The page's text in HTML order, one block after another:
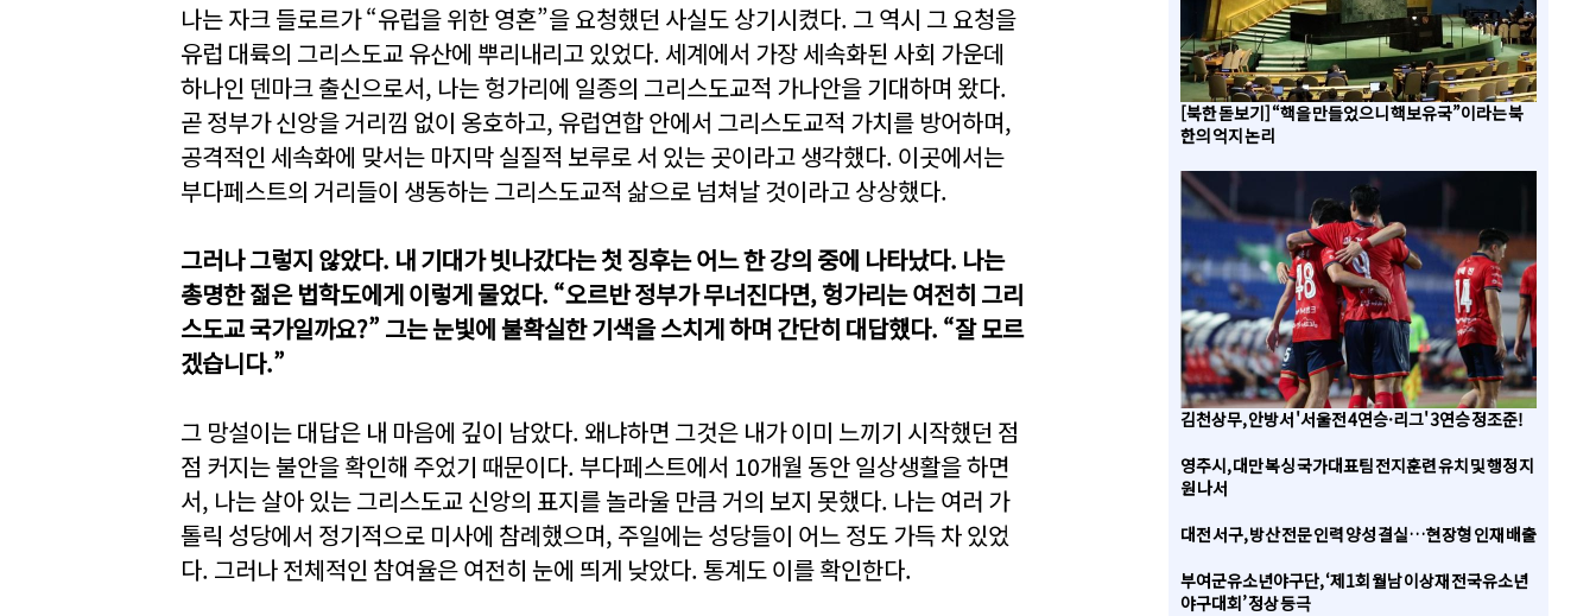
나는 자크 들로르가 “유럽을 위한 영혼”을 요청했던 사실도 상기시켰다. 그 역시 그 요청을
유럽 대륙의 그리스도교 유산에 뿌리내리고 있었다. 세계에서 가장 세속화된 사회 가운데
하나인 덴마크 출신으로서, 나는 헝가리에 일종의 그리스도교적 가나안을 기대하며 왔다.
곧 정부가 신앙을 거리낌 없이 옹호하고, 유럽연합 안에서 그리스도교적 가치를 방어하며,
공격적인 세속화에 맞서는 마지막 실질적 보루로 서 있는 곳이라고 생각했다. 이곳에서는
부다페스트의 거리들이 생동하는 그리스도교적 삶으로 넘쳐날 것이라고 상상했다.
그러나 그렇지 않았다. 내 기대가 빗나갔다는 첫 징후는 어느 한 강의 중에 나타났다. 나는
총명한 젊은 법학도에게 이렇게 물었다. “오르반 정부가 무너진다면, 헝가리는 여전히 그리
스도교 국가일까요?” 그는 눈빛에 불확실한 기색을 스치게 하며 간단히 대답했다. “잘 모르
겠습니다.”
그 망설이는 대답은 내 마음에 깊이 남았다. 왜냐하면 그것은 내가 이미 느끼기 시작했던 점
점 커지는 불안을 확인해 주었기 때문이다. 부다페스트에서 10개월 동안 일상생활을 하면
서, 나는 살아 있는 그리스도교 신앙의 표지를 놀라울 만큼 거의 보지 못했다. 나는 여러 가
톨릭 성당에서 정기적으로 미사에 참례했으며, 주일에는 성당들이 어느 정도 가득 차 있었
다. 그러나 전체적인 참여율은 여전히 눈에 띄게 낮았다. 통계도 이를 확인한다.
[북한 돋보기] “핵을 만들었으니 핵보유국”이라는 북
한의 억지 논리
김천상무, 안방서 '서울전 4연승·리그' 3연승 정조준!
영주시, 대만 복싱 국가대표팀 전지훈련 유치 및 행정 지
원 나서
대전 서구, 방산 전문 인력 양성 결실… 현장형 인재 배출
부여군유소년야구단, ‘제1회 월남 이상재 전국유소년
야구대회’ 정상 등극